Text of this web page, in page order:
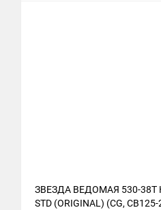
ЗВЕЗДА ВЕДОМАЯ 530-38T
STD (ORIGINAL) (CG,